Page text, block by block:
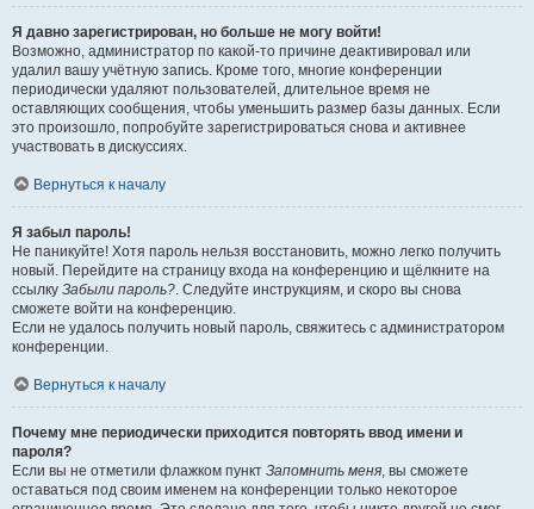
Я давно зарегистрирован, но больше не могу войти!
Возможно, администратор по какой-то причине деактивировал или
удалил вашу учётную запись. Кроме того, многие конференции
периодически удаляют пользователей, длительное время не
оставляющих сообщения, чтобы уменьшить размер базы данных. Если
это произошло, попробуйте зарегистрироваться снова и активнее
участвовать в дискуссиях.
Вернуться к началу
Я забыл пароль!
Не паникуйте! Хотя пароль нельзя восстановить, можно легко получить
новый. Перейдите на страницу входа на конференцию и щёлкните на
ссылку Забыли пароль?. Следуйте инструкциям, и скоро вы снова
сможете войти на конференцию.
Если не удалось получить новый пароль, свяжитесь с администратором
конференции.
Вернуться к началу
Почему мне периодически приходится повторять ввод имени и
пароля?
Если вы не отметили флажком пункт Запомнить меня, вы сможете
оставаться под своим именем на конференции только некоторое